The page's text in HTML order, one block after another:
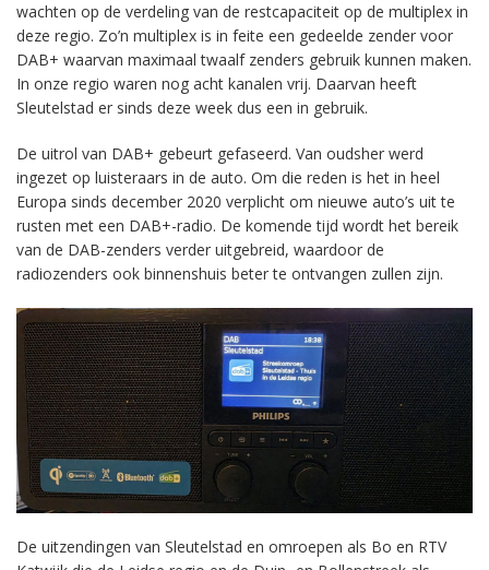
wachten op de verdeling van de restcapaciteit op de multiplex in
deze regio. Zo’n multiplex is in feite een gedeelde zender voor
DAB+ waarvan maximaal twaalf zenders gebruik kunnen maken.
In onze regio waren nog acht kanalen vrij. Daarvan heeft
Sleutelstad er sinds deze week dus een in gebruik.
De uitrol van DAB+ gebeurt gefaseerd. Van oudsher werd
ingezet op luisteraars in de auto. Om die reden is het in heel
Europa sinds december 2020 verplicht om nieuwe auto’s uit te
rusten met een DAB+-radio. De komende tijd wordt het bereik
van de DAB-zenders verder uitgebreid, waardoor de
radiozenders ook binnenshuis beter te ontvangen zullen zijn.
De uitzendingen van Sleutelstad en omroepen als Bo en RTV